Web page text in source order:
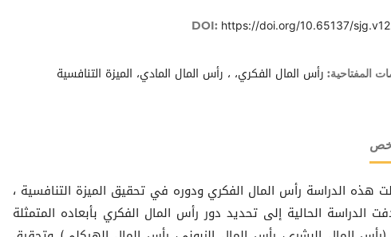
DOI: https://doi.org/10.65137/
المفتاحية: رأس المال الفكري، ، رأس المال المادي، الميزة التنافسية
هذه الدراسة رأس المال الفكري ودوره في تحقيق الميزة التنافسية ،
الدراسة الحالية إلى تحديد دور رأس المال الفكري بأبعاده المتمثلة